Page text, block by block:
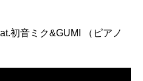
初音ミク&GUMI （ピアノ